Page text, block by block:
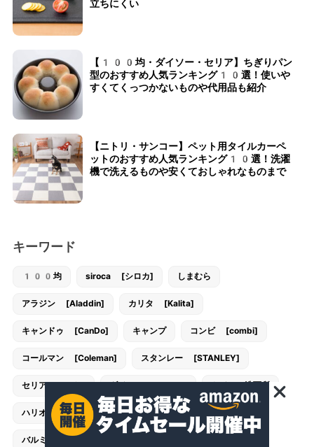
立ちにくい
【100均・ダイソー・セリア】ちぎりパン
型のおすすめ人気ランキング10選！使いや
すくてくっつかないものや代用品も紹介
【ニトリ・サンコー】ペット用タイルカーペ
ットのおすすめ人気ランキング10選！洗濯
機で洗えるものや安くておしゃれなものまで
キーワード
100均 siroca [シロカ] しまむら
アラジン [Aladdin] カリタ [Kalita]
キャンドゥ [CanDo] キャンプ コンビ [combi]
コールマン [Coleman] スタンレー [STANLEY]
セリア [Seria]
ハリオ [HARIO] バスルーム
バルミューダ [BALMUDA]